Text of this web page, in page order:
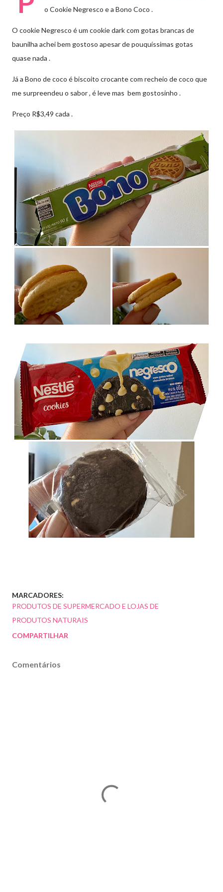
o Cookie Negresco e a Bono Coco .
O cookie Negresco é um cookie dark com gotas brancas de
baunilha achei bem gostoso apesar de pouquíssimas gotas
quase nada .
Já a Bono de coco é biscoito crocante com recheio de coco que
me surpreendeu o sabor , é leve mas bem gostosinho .
Preço R$3,49 cada .
MARCADORES:
PRODUTOS DE SUPERMERCADO E LOJAS DE
PRODUTOS NATURAIS
COMPARTILHAR
Comentários